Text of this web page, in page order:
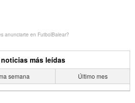
anunciarte en FutbolBalear?
más leídas
semana Último mes